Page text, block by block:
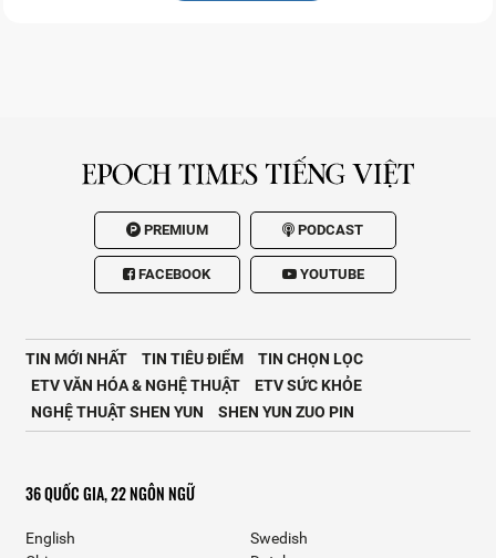
PREMIUM PODCAST
FACEBOOK YOUTUBE
TIN MỚI NHẤT TIN TIÊU ĐIỂM
TIN CHỌN LỌC
ETV VĂN HÓA & NGHỆ THUẬT
ETV SỨC KHỎE
NGHỆ THUẬT SHEN YUN
SHEN YUN ZUO PIN
36 QUỐC GIA, 22 NGÔN NGỮ
English
Swedish